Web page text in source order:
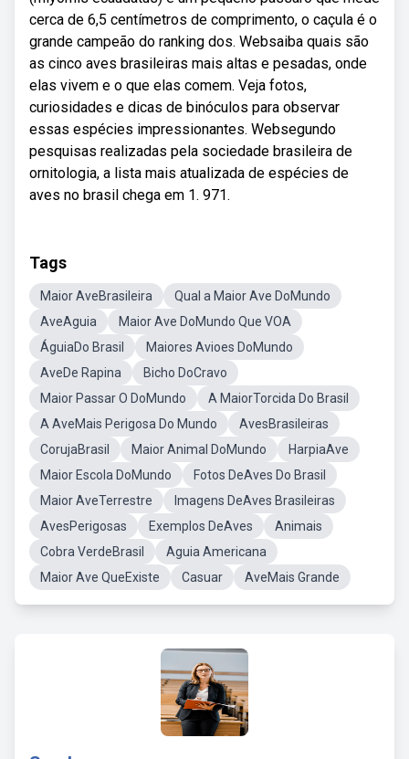
cerca de 6,5 centímetros de comprimento, o caçula é o
grande campeão do ranking dos. Websaiba quais são
as cinco aves brasileiras mais altas e pesadas, onde
elas vivem e o que elas comem. Veja fotos,
curiosidades e dicas de binóculos para observar
essas espécies impressionantes. Websegundo
pesquisas realizadas pela sociedade brasileira de
ornitologia, a lista mais atualizada de espécies de
aves no brasil chega em 1. 971.
Tags
Maior AveBrasileira
Qual a Maior Ave DoMundo
AveAguia
Maior Ave DoMundo Que VOA
ÁguiaDo Brasil
Maiores Avioes DoMundo
AveDe Rapina
Bicho DoCravo
Maior Passar O DoMundo
A MaiorTorcida Do Brasil
A AveMais Perigosa Do Mundo
AvesBrasileiras
CorujaBrasil
Maior Animal DoMundo
HarpiaAve
Maior Escola DoMundo
Fotos DeAves Do Brasil
Maior AveTerrestre
Imagens DeAves Brasileiras
AvesPerigosas
Exemplos DeAves
Animais
Cobra VerdeBrasil
Aguia Americana
Maior Ave QueExiste
Casuar AveMais Grande